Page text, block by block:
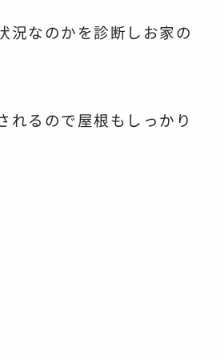
況なのかを診断し お家の
れるので屋根もしっかり